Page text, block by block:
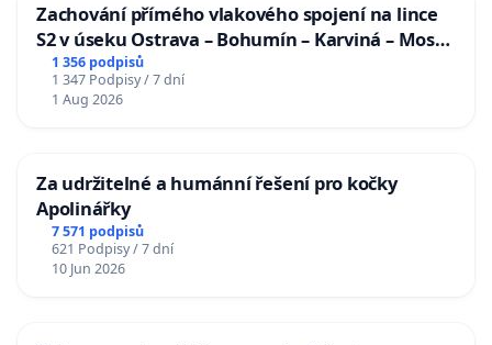
Zachování přímého vlakového spojení na lince
S2 v úseku Ostrava – Bohumín – Karviná – Mosty
u Jablunkova
1 356 podpisů
1 347 Podpisy / 7 dní
1 Aug 2026
Za udržitelné a humánní řešení pro kočky
Apolinářky
7 571 podpisů
621 Podpisy / 7 dní
10 Jun 2026